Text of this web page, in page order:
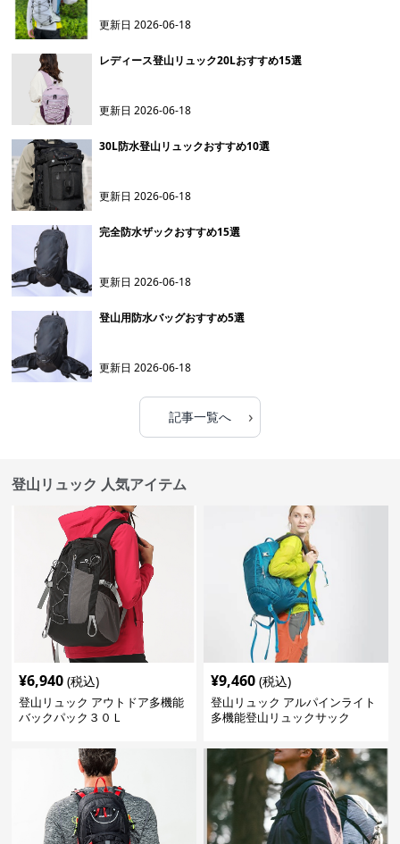
更新日2026-06-18
レディース登山リュック20Lおすすめ15選
更新日2026-06-18
30L防水登山リュックおすすめ10選
更新日2026-06-18
完全防水ザックおすすめ15選
更新日2026-06-18
登山用防水バッグおすすめ5選
更新日2026-06-18
記事一覧へ ›
登山リュック 人気アイテム
¥6,940 (税込)
登山リュック アウトドア多機能
バックパック３０Ｌ
¥9,460 (税込)
登山リュック アルパインライト
多機能登山リュックサック